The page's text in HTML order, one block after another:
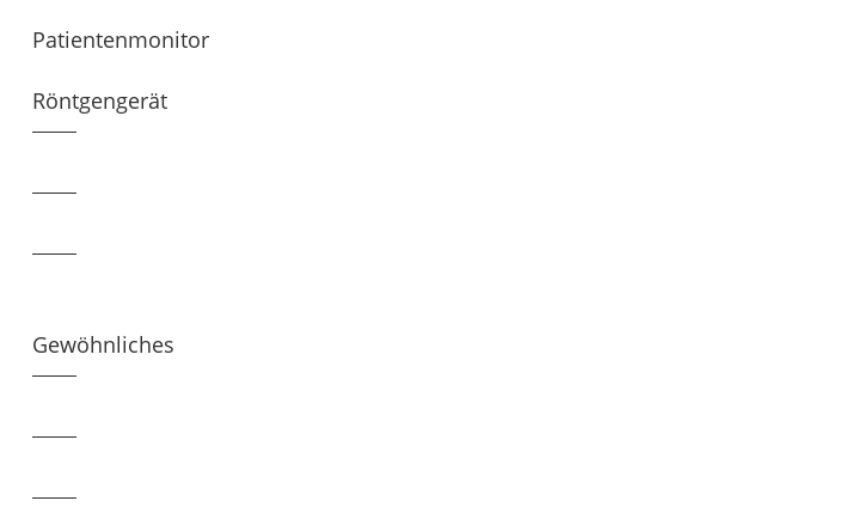
Patientenmonitor
Röntgengerät
Gewöhnliches